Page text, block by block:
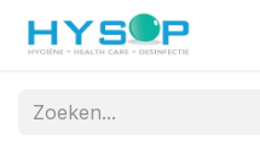
Overslaan naar inhoud